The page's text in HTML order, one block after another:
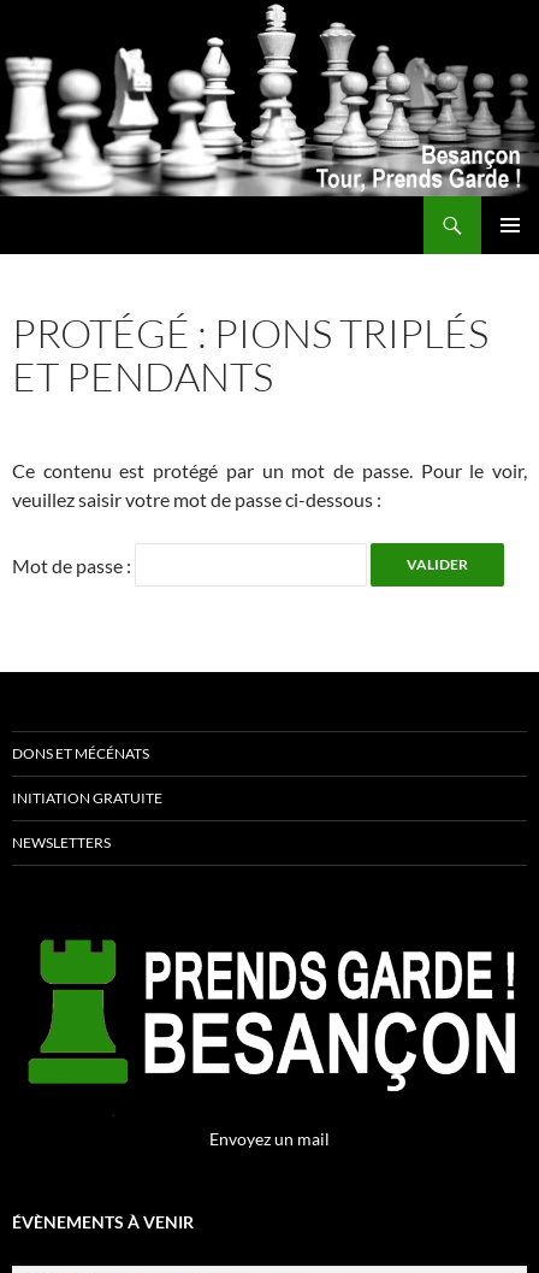
PROTÉGÉ : PIONS TRIPLÉS
ET PENDANTS
Ce contenu est protégé par un mot de passe. Pour le voir,
veuillez saisir votre mot de passe ci-dessous :
Mot de passe :
DONS ET MÉCÉNATS
INITIATION GRATUITE
NEWSLETTERS
Envoyez un mail
ÉVÈNEMENTS À VENIR